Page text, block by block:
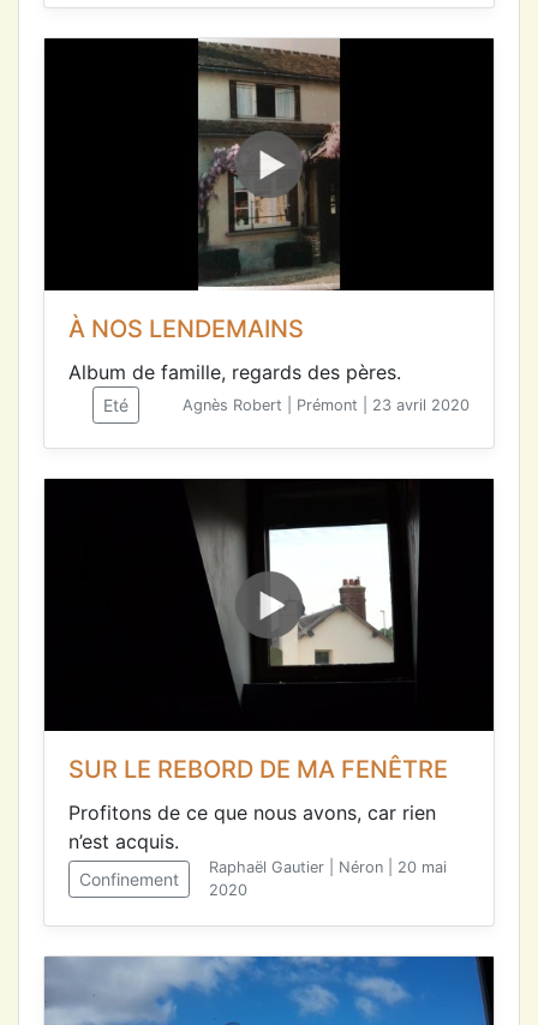
À NOS LENDEMAINS
Album de famille, regards des pères.
Eté Agnès Robert | Prémont | 23 avril 2020
SUR LE REBORD DE MA FENÊTRE
Profitons de ce que nous avons, car rien
n’est acquis.
Confinement
Raphaël Gautier | Néron | 20 mai
2020